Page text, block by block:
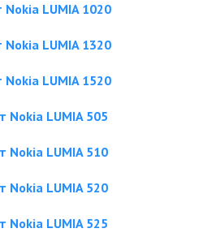
Nokia LUMIA 1020
Nokia LUMIA 1320
Nokia LUMIA 1520
Nokia LUMIA 505
Nokia LUMIA 510
Nokia LUMIA 520
Nokia LUMIA 525